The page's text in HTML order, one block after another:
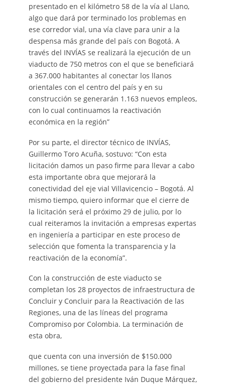
presentado en el kilómetro 58 de la vía al Llano,
algo que dará por terminado los problemas en
ese corredor vial, una vía clave para unir a la
despensa más grande del país con Bogotá. A
través del INVÍAS se realizará la ejecución de un
viaducto de 750 metros con el que se beneficiará
a 367.000 habitantes al conectar los llanos
orientales con el centro del país y en su
construcción se generarán 1.163 nuevos empleos,
con lo cual continuamos la reactivación
económica en la región”
Por su parte, el director técnico de INVÍAS,
Guillermo Toro Acuña, sostuvo: “Con esta
licitación damos un paso firme para llevar a cabo
esta importante obra que mejorará la
conectividad del eje vial Villavicencio – Bogotá. Al
mismo tiempo, quiero informar que el cierre de
la licitación será el próximo 29 de julio, por lo
cual reiteramos la invitación a empresas expertas
en ingeniería a participar en este proceso de
selección que fomenta la transparencia y la
reactivación de la economía”.
Con la construcción de este viaducto se
completan los 28 proyectos de infraestructura de
Concluir y Concluir para la Reactivación de las
Regiones, una de las líneas del programa
Compromiso por Colombia. La terminación de
esta obra,
que cuenta con una inversión de $150.000
millones, se tiene proyectada para la fase final
del gobierno del presidente Iván Duque Márquez,